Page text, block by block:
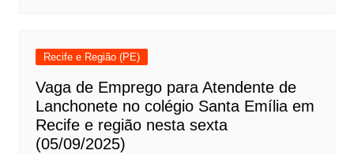
Recife e Região (PE)
Vaga de Emprego para Atendente de
Lanchonete no colégio Santa Emília em
Recife e região nesta sexta
(05/09/2025)